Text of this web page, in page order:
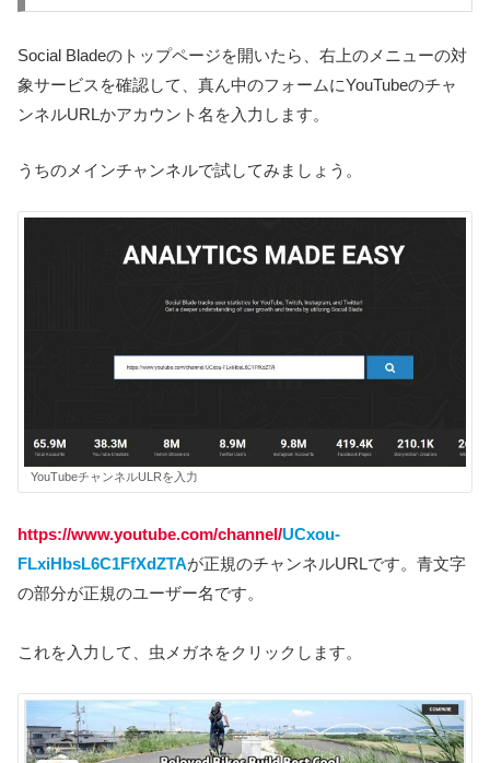
Social Bladeのトップページを開いたら、右上のメニューの対
象サービスを確認して、真ん中のフォームにYouTubeのチャ
ンネルURLかアカウント名を入力します。
うちのメインチャンネルで試してみましょう。
YouTubeチャンネルULRを入力
https://www.youtube.com/channel/UCxou-
FLxiHbsL6C1FfXdZTAが正規のチャンネルURLです。青文字
の部分が正規のユーザー名です。
これを入力して、虫メガネをクリックします。